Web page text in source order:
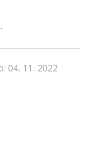
04. 11. 2022